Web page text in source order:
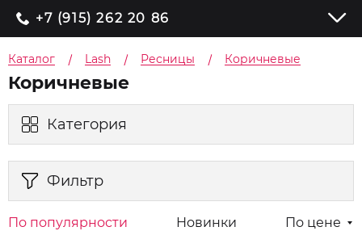
+7 (915) 262 20 86
Каталог Lash Ресницы Коричневые
Коричневые
Категория
Фильтр
По популярности Новинки По цене